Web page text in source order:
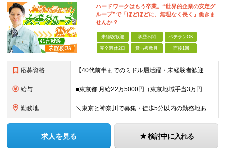
ハードワークはもう卒業。“世界的企業の安定グ
ループ”で「ほどほどに、無理なく長く」働きま
せんか？
未経験歓迎 学歴不問 ベテランOK
完全週休2日 賞与複数月 面接1回
応募資格 【40代前半までのミドル層活躍・未経験者歓迎】 ●高卒以上 ●要普通自動車免許（AT限定可） ※特別な知識や経験は一切不要です！ ＜こんな方を歓迎します＞ ・安定した企業で、定年まで長く働き続けたい
給与 ■東京都 月給22万5000円（東京地域手当3万円含）～25万円＋残業代全額支給＋各種手当 ■神奈川県 月給19万5000円～24万円＋残業代全額支給＋各種手当 ※年齢・経験を考慮し決定 ※試用期
勤務地 ＼東京と神奈川で募集・徒歩5分以内の勤務地あり／ ■根岸事務所 東京都台東区根岸5-6-14 根岸5光ビル ■阿佐ヶ谷事務所 東京都杉並区成田東4-38-25 ■大橋事務所 東京都目黒区大橋2-8-1
求人を見る 検討中に入れる